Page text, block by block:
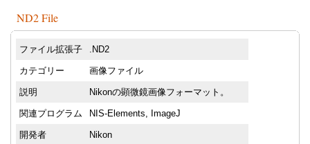
ND2 File
ファイル拡張子 .ND2
カテゴリー 画像ファイル
説明 Nikonの顕微鏡画像フォーマット。
関連プログラム NIS-Elements, ImageJ
開発者 Nikon